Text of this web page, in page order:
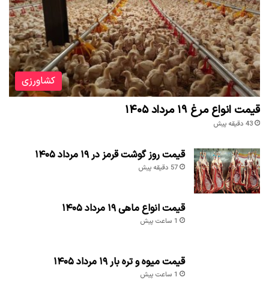
کشاورزی
قیمت انواع مرغ ۱۹ مرداد ۱۴۰۵
43 دقیقه پیش
قیمت روز گوشت قرمز در ۱۹ مرداد ۱۴۰۵
57 دقیقه پیش
قیمت انواع ماهی ۱۹ مرداد ۱۴۰۵
1 ساعت پیش
قیمت میوه و تره بار ۱۹ مرداد ۱۴۰۵
1 ساعت پیش